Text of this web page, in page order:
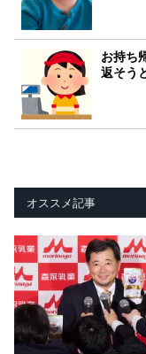
お持ち
返そう
オススメ記事